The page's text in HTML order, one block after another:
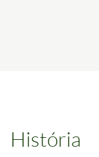
História